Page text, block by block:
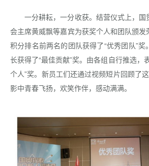
一分耕耘，一分收获。结营仪式上，
会主席黄威飘等嘉宾为获奖个人和团队颁
积分排名前两名的团队获得了“优秀团队”
长获得了“最佳贡献”奖。由各组自行推选，
个人”奖。新员工们还通过视频短片回顾了
影中青春飞扬，欢笑作伴，感动满满。